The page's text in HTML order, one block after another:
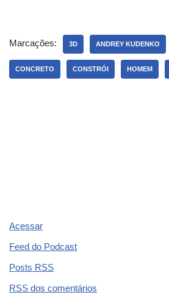
e
b
o
gr
a
m
s
A
p
e
dI
n
er e
st
Marcações: 3D ANDREY KUDENKO
CONCRETO CONSTRÓI HOMEM
Acessar
Feed do Podcast
Posts RSS
RSS dos comentários